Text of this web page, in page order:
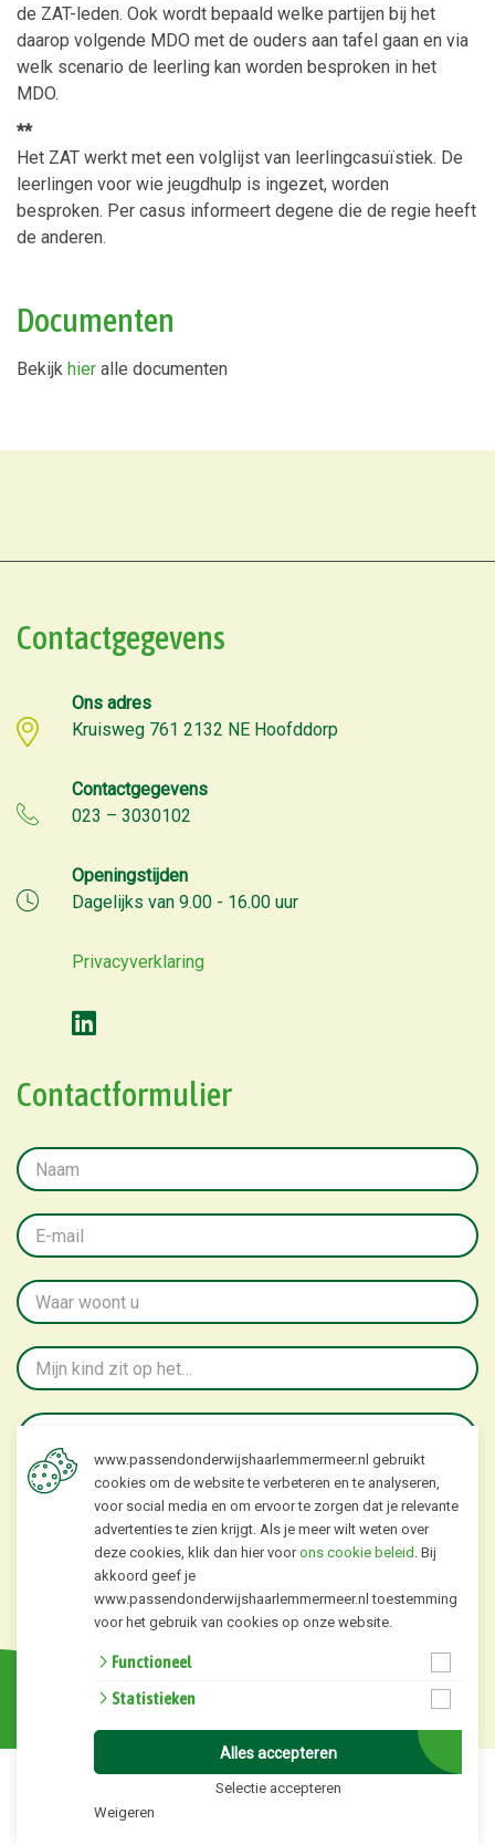
de ZAT-leden. Ook wordt bepaald welke partijen bij het
daarop volgende MDO met de ouders aan tafel gaan en via
welk scenario de leerling kan worden besproken in het
MDO.
**
Het ZAT werkt met een volglijst van leerlingcasuïstiek. De
leerlingen voor wie jeugdhulp is ingezet, worden
besproken. Per casus informeert degene die de regie heeft
de anderen.
Documenten
Bekijk hier alle documenten
Contactgegevens
Ons adres
Kruisweg 761 2132 NE Hoofddorp
Contactgegevens
023 – 3030102
Openingstijden
Dagelijks van 9.00 - 16.00 uur
Privacyverklaring
Contactformulier
Verstuur
Website ontwikkeld door Nieuweschoolwebsite.nl
www.passendonderwijshaarlemmermeer.nl gebruikt
cookies om de website te verbeteren en te analyseren,
voor social media en om ervoor te zorgen dat je relevante
advertenties te zien krijgt. Als je meer wilt weten over
deze cookies, klik dan hier voorons cookie beleid . Bij
akkoord geef je
www.passendonderwijshaarlemmermeer.nl toestemming
voor het gebruik van cookies op onze website.
Functioneel
Statistieken
Selectie accepteren
Weigeren
Alles accepteren